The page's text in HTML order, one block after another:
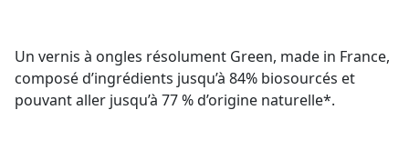
Un vernis à ongles résolument Green, made in France,
composé d’ingrédients jusqu’à 84% biosourcés et
pouvant aller jusqu’à 77 % d’origine naturelle*.